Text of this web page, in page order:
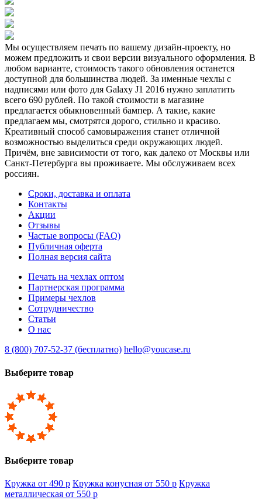
Мы осуществляем печать по вашему дизайн-проекту, но
можем предложить и свои версии визуального оформления. В
любом варианте, стоимость такого обновления останется
доступной для большинства людей. За именные чехлы с
надписями или фото для Galaxy J1 2016 нужно заплатить
всего 690 рублей. По такой стоимости в магазине
предлагается обыкновенный бампер. А такие, какие
предлагаем мы, смотрятся дорого, стильно и красиво.
Креативный способ самовыражения станет отличной
возможностью выделиться среди окружающих людей.
Причём, вне зависимости от того, как далеко от Москвы или
Санкт-Петербурга вы проживаете. Мы обслуживаем всех
россиян.
Сроки, доставка и оплата
Контакты
Акции
Отзывы
Частые вопросы (FAQ)
Публичная оферта
Полная версия сайта
Печать на чехлах оптом
Партнерская программа
Примеры чехлов
Сотрудничество
Статьи
О нас
8 (800) 707-52-37 (бесплатно) hello@youcase.ru
Выберите товар
Выберите товар
Кружка от 490 p Кружка конусная от 550 p Кружка
металлическая от 550 p